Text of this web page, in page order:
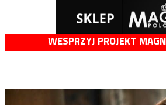
WESPRZYJ PROJEKT